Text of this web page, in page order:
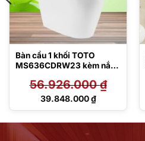
Bàn cầu 1 khối TOTO
MS636CDRW23 kèm nắp
56.926.000₫
Giá
39.848.000₫
Giá